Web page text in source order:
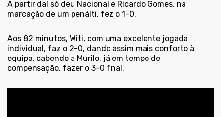
A partir daí só deu Nacional e Ricardo Gomes, na
marcação de um penálti, fez o 1-0.
Aos 82 minutos, Witi, com uma excelente jogada
individual, faz o 2-0, dando assim mais conforto à
equipa, cabendo a Murilo, já em tempo de
compensação, fazer o 3-0 final.